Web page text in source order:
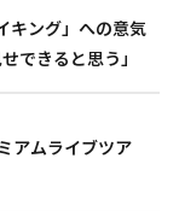
キング」への意気
できると思う」
アムライブツア